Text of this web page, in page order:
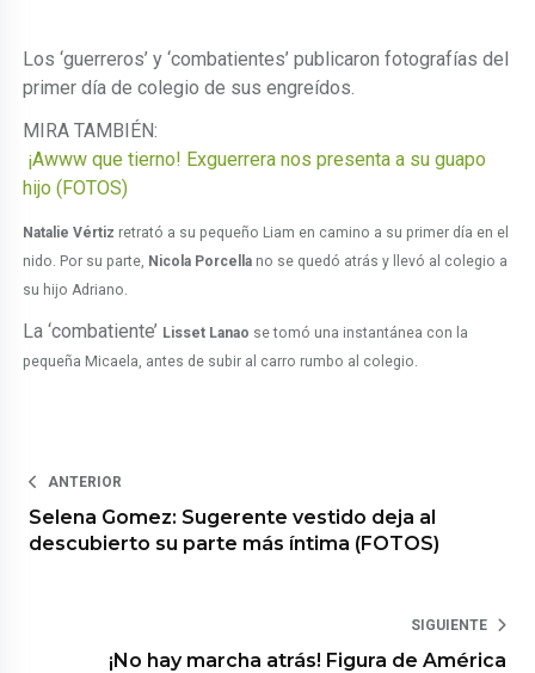
Los ‘guerreros’ y ‘combatientes’ publicaron fotografías del
primer día de colegio de sus engreídos.
MIRA TAMBIÉN:
¡Awww que tierno! Exguerrera nos presenta a su guapo
hijo (FOTOS)
Natalie Vértiz retrató a su pequeño Liam en camino a su primer día en el
nido. Por su parte, Nicola Porcella no se quedó atrás y llevó al colegio a
su hijo Adriano.
La ‘combatiente’ Lisset Lanao se tomó una instantánea con la
pequeña Micaela, antes de subir al carro rumbo al colegio.
ANTERIOR
Selena Gomez: Sugerente vestido deja al
descubierto su parte más íntima (FOTOS)
SIGUIENTE
¡No hay marcha atrás! Figura de América